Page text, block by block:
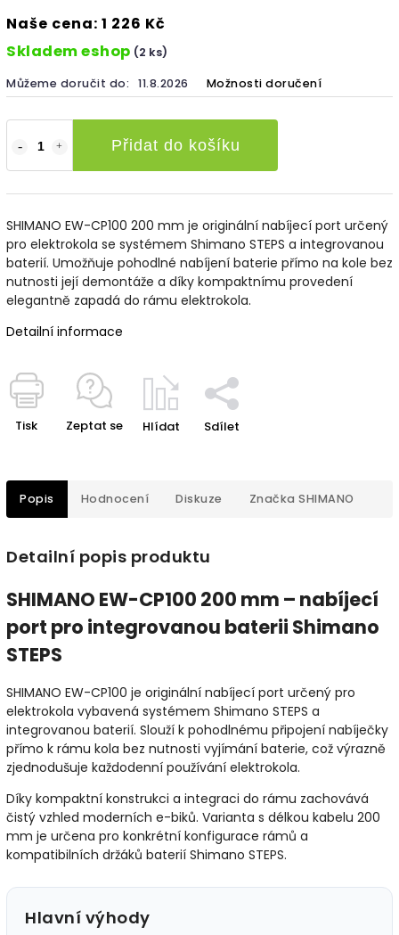
Naše cena: 1 226 Kč
Skladem eshop (2 ks)
Můžeme doručit do: 11.8.2026 Možnosti doručení
Přidat do košíku
SHIMANO EW-CP100 200 mm je originální nabíjecí port určený
pro elektrokola se systémem Shimano STEPS a integrovanou
baterií. Umožňuje pohodlné nabíjení baterie přímo na kole bez
nutnosti její demontáže a díky kompaktnímu provedení
elegantně zapadá do rámu elektrokola.
Detailní informace
Tisk Zeptat se Hlídat Sdílet
Popis Hodnocení Diskuze Značka SHIMANO
Detailní popis produktu
SHIMANO EW-CP100 200 mm – nabíjecí
port pro integrovanou baterii Shimano
STEPS
SHIMANO EW-CP100 je originální nabíjecí port určený pro
elektrokola vybavená systémem Shimano STEPS a
integrovanou baterií. Slouží k pohodlnému připojení nabíječky
přímo k rámu kola bez nutnosti vyjímání baterie, což výrazně
zjednodušuje každodenní používání elektrokola.
Díky kompaktní konstrukci a integraci do rámu zachovává
čistý vzhled moderních e-biků. Varianta s délkou kabelu 200
mm je určena pro konkrétní konfigurace rámů a
kompatibilních držáků baterií Shimano STEPS.
Hlavní výhody